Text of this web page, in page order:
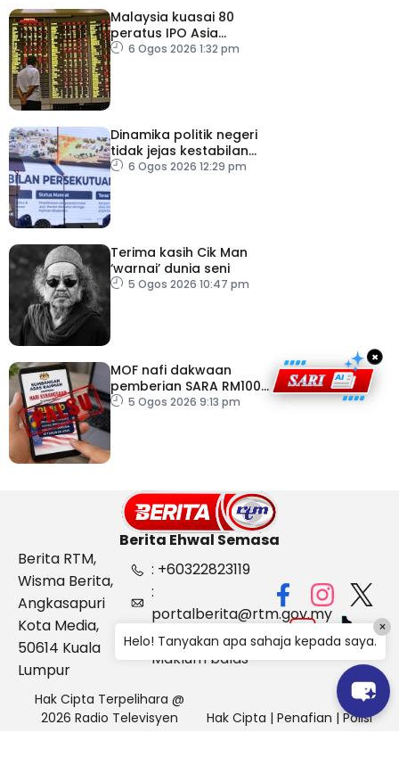
Malaysia kuasai 80
peratus IPO Asia
Tenggara, kumpul AS$1.4
6 Ogos 2026 1:32 pm
Dinamika politik negeri
tidak jejas kestabilan
Kerajaan Perpaduan
6 Ogos 2026 12:29 pm
Terima kasih Cik Man
‘warnai’ dunia seni
5 Ogos 2026 10:47 pm
MOF nafi dakwaan
pemberian SARA RM100
sempena Hari
5 Ogos 2026 9:13 pm
×
Berita Ehwal Semasa
Berita RTM,
Wisma Berita,
Angkasapuri
Kota Media,
50614 Kuala
Lumpur
: +60322823119
:
portalberita@rtm.gov.my
: Aduan &
Maklum balas
Hak Cipta Terpelihara @
2026 Radio Televisyen
Hak Cipta | Penafian | Polisi
Helo! Tanyakan apa sahaja kepada saya.
×